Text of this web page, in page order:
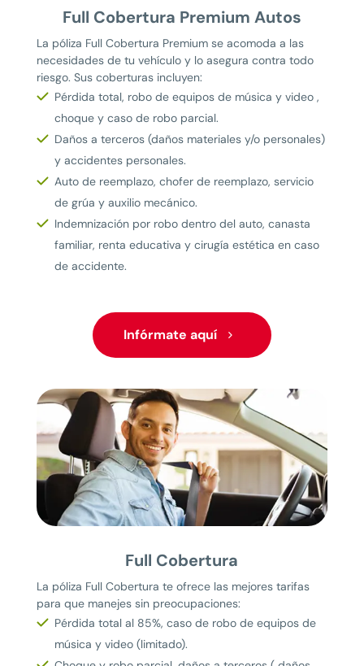
Full Cobertura Premium Autos
La póliza Full Cobertura Premium se acomoda a las
necesidades de tu vehículo y lo asegura contra todo
riesgo. Sus coberturas incluyen:
Pérdida total, robo de equipos de música y video ,
choque y caso de robo parcial.
Daños a terceros (daños materiales y/o personales)
y accidentes personales.
Auto de reemplazo, chofer de reemplazo, servicio
de grúa y auxilio mecánico.
Indemnización por robo dentro del auto, canasta
familiar, renta educativa y cirugía estética en caso
de accidente.
Infórmate aquí
Full Cobertura
La póliza Full Cobertura te ofrece las mejores tarifas
para que manejes sin preocupaciones:
Pérdida total al 85%, caso de robo de equipos de
música y video (limitado).